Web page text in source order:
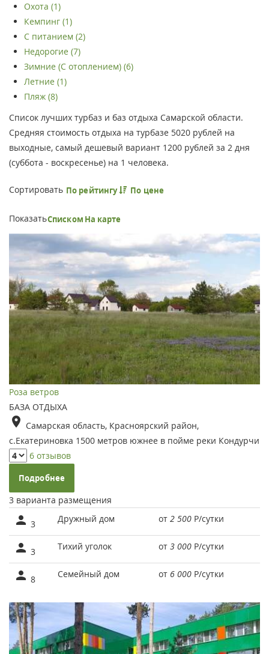
Охота (1)
Кемпинг (1)
С питанием (2)
Недорогие (7)
Зимние (С отоплением) (6)
Летние (1)
Пляж (8)
Список лучших турбаз и баз отдыха Самарской области.
Средняя стоимость отдыха на турбазе 5020 рублей на
выходные, самый дешевый вариант 1200 рублей за 2 дня
(суббота - воскресенье) на 1 человека.
Сортировать По рейтингу По цене
ПоказатьСписком На карте
Роза ветров
БАЗА ОТДЫХА
Самарская область, Красноярский район,
с.Екатериновка 1500 метров южнее в пойме реки Кондурчи
6 отзывов
Подробнее
3 варианта размещения
3 Дружный дом от 2 500 Р/сутки
3 Тихий уголок от 3 000 Р/сутки
8 Семейный дом от 6 000 Р/сутки